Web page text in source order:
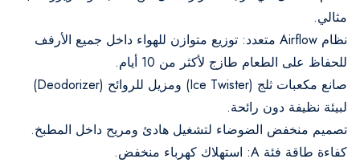
مثالي.
نظام Airflow متعدد: توزيع متوازن للهواء داخل جميع الأرفف
للحفاظ على الطعام طازج لأكثر من 10 أيام.
صانع مكعبات ثلج (Ice Twister) ومزيل للروائح (Deodorizer)
لبيئة نظيفة دون رائحة.
تصميم منخفض الضوضاء لتشغيل هادئ ومريح داخل المطبخ.
كفاءة طاقة فئة A: استهلاك كهرباء منخفض.